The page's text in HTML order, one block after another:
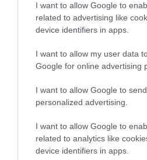
I want to allow Google to
related to advertising like
device identifiers in apps.
I want to allow my user data
Google for online advertising
I want to allow Google to
personalized advertising.
I want to allow Google to
related to analytics like
device identifiers in apps.
A reális áron kínált lakásokat
Duna House elemzése szerint. Az
sikerében.